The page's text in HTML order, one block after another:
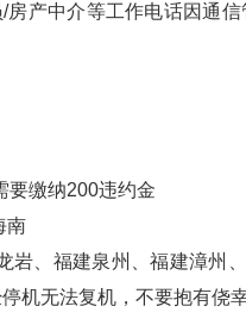
产中介等工作电话因通
要缴纳200违约金
南
岩、福建泉州、福建漳州
机无法复机，不要抱有侥